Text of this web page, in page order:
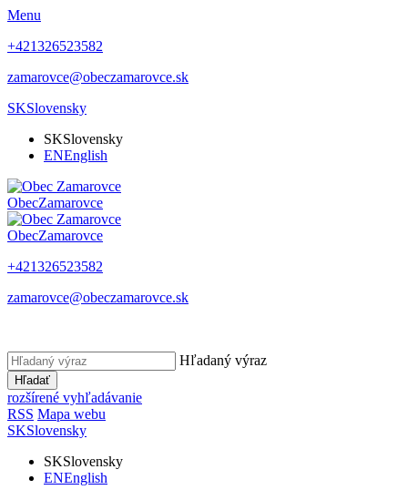
Menu
+421326523582
zamarovce@obeczamarovce.sk
SKSlovensky
SKSlovensky
ENEnglish
ObecZamarovce
ObecZamarovce
+421326523582
zamarovce@obeczamarovce.sk
Hľadaný výraz
Hľadať
rozšírené vyhľadávanie
RSS Mapa webu
SKSlovensky
SKSlovensky
ENEnglish